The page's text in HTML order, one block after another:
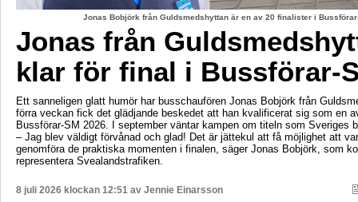
Jonas Bobjörk från Guldsmedshyttan är en av 20 finalister i
Jonas från
klar för final i Bussförar-
Ett sanneligen glatt humör har busschaufören Jonas Bobjörk från
förra veckan fick det glädjande beskedet att han kvalificerat sig som en
Bussförar-SM 2026. I september väntar kampen om titeln som Sveriges
– Jag blev väldigt förvånad och glad! Det är jättekul att få möjlighet att
genomföra de praktiska momenten i finalen, säger Jonas Bobjörk, som
representera Svealandstrafiken.
8 juli 2026 klockan 12:51 av Jennie Einarsson